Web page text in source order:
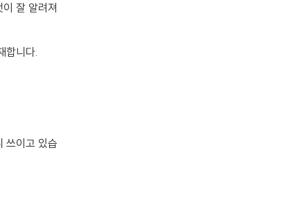
잘 알려져
합니다.
쓰이고 있습